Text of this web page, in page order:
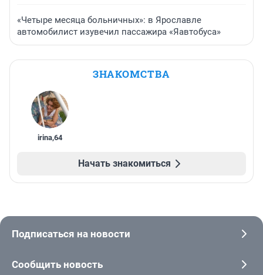
«Четыре месяца больничных»: в Ярославле
автомобилист изувечил пассажира «Яавтобуса»
ЗНАКОМСТВА
irina,64
Начать знакомиться
Подписаться на новости
Сообщить новость